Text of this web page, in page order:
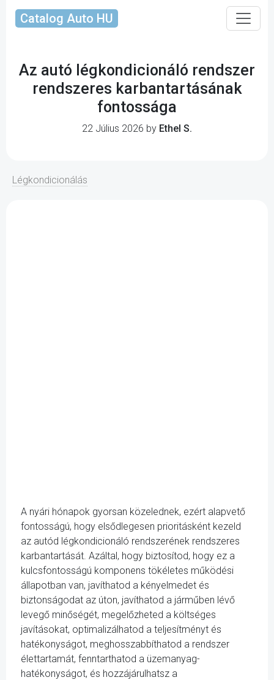
Catalog Auto HU
Az autó légkondicionáló rendszer
rendszeres karbantartásának
fontossága
22 Július 2026 by Ethel S.
Légkondicionálás
A nyári hónapok gyorsan közelednek, ezért alapvető
fontosságú, hogy elsődlegesen prioritásként kezeld
az autód légkondicionáló rendszerének rendszeres
karbantartását. Azáltal, hogy biztosítod, hogy ez a
kulcsfontosságú komponens tökéletes működési
állapotban van, javíthatod a kényelmedet és
biztonságodat az úton, javíthatod a járműben lévő
levegő minőségét, megelőzheted a költséges
javításokat, optimalizálhatod a teljesítményt és
hatékonyságot, meghosszabbíthatod a rendszer
élettartamát, fenntarthatod a üzemanyag-
hatékonyságot, és hozzájárulhatsz a